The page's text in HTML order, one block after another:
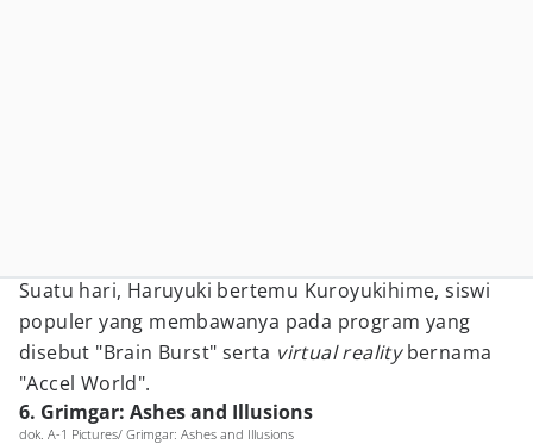
Suatu hari, Haruyuki bertemu Kuroyukihime, siswi
populer yang membawanya pada program yang
disebut "Brain Burst" serta virtual realitybernama
"Accel World".
6. Grimgar: Ashes and Illusions
dok. A-1 Pictures/ Grimgar: Ashes and Illusions